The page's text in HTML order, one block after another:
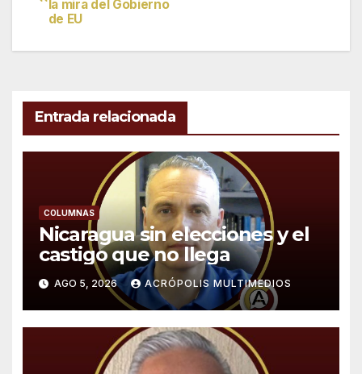
de
entradas
la mira del Gobierno
de EU
Entrada relacionada
COLUMNAS
Nicaragua sin elecciones y el
castigo que no llega
AGO 5, 2026 ACRÓPOLIS MULTIMEDIOS